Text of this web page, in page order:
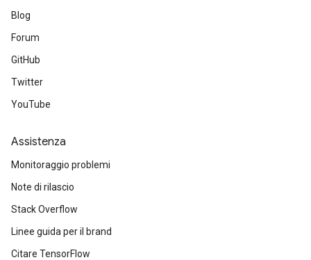
Blog
Forum
GitHub
Twitter
YouTube
Assistenza
Monitoraggio problemi
Note di rilascio
Stack Overflow
Linee guida per il brand
Citare TensorFlow